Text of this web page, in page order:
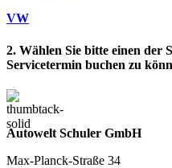
VW
2. Wählen Sie bitte einen der
Servicetermin buchen zu
Autowelt Schuler GmbH
Max-Planck-Straße 34